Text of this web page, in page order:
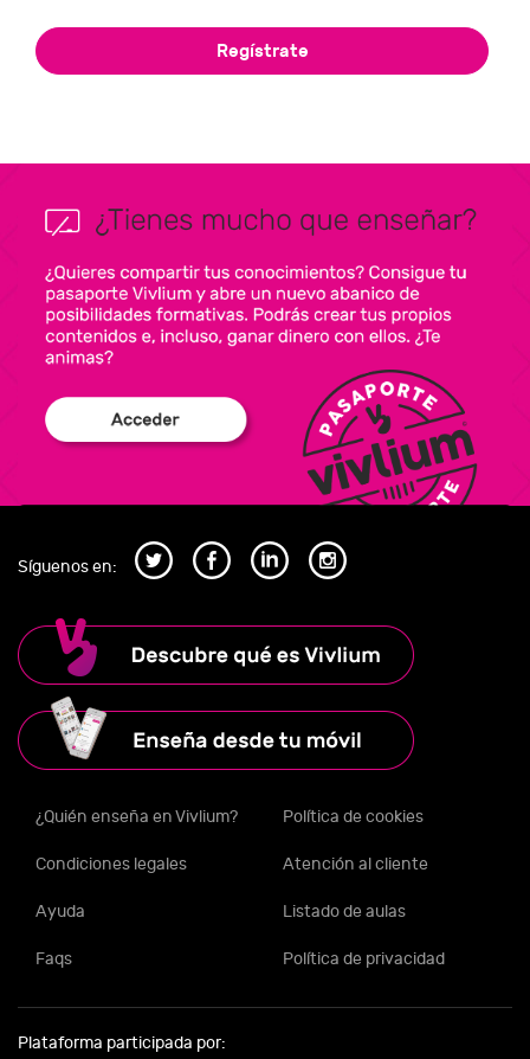
Síguenos en:
¿Quién enseña en Vivlium? Política de cookies
Condiciones legales Atención al cliente
Ayuda Listado de aulas
Faqs Política de privacidad
Plataforma participada por: